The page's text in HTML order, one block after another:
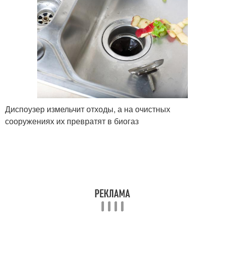
Диспоузер измельчит отходы, а на очистных
сооружениях их превратят в биогаз